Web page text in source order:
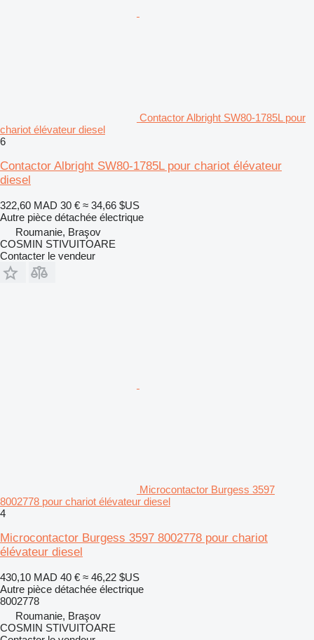
Contactor Albright SW80-1785L pour
chariot élévateur diesel
6
Contactor Albright SW80-1785L pour chariot élévateur
diesel
322,60 MAD 30 € ≈ 34,66 $US
Autre pièce détachée électrique
Roumanie, Braşov
COSMIN STIVUITOARE
Contacter le vendeur
Microcontactor Burgess 3597
8002778 pour chariot élévateur diesel
4
Microcontactor Burgess 3597 8002778 pour chariot
élévateur diesel
430,10 MAD 40 € ≈ 46,22 $US
Autre pièce détachée électrique
8002778
Roumanie, Braşov
COSMIN STIVUITOARE